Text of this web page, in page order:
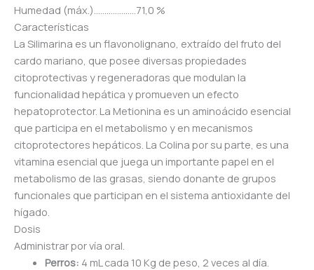
Humedad (máx.)………………..71,0 %
Características
La Silimarina es un flavonolignano, extraído del fruto del
cardo mariano, que posee diversas propiedades
citoprotectivas y regeneradoras que modulan la
funcionalidad hepática y promueven un efecto
hepatoprotector. La Metionina es un aminoácido esencial
que participa en el metabolismo y en mecanismos
citoprotectores hepáticos. La Colina por su parte, es una
vitamina esencial que juega un importante papel en el
metabolismo de las grasas, siendo donante de grupos
funcionales que participan en el sistema antioxidante del
hígado.
Dosis
Administrar por vía oral.
Perros: 4 mL cada 10 Kg de peso, 2 veces al día.